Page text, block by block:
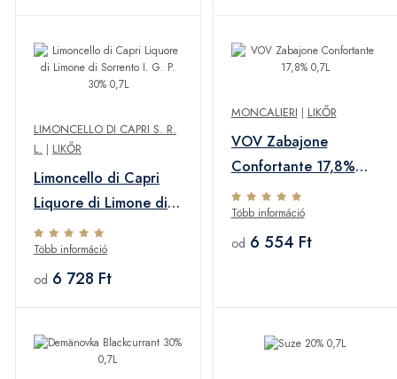
LIMONCELLO DI CAPRI S. R.
L. | LIKŐR
Limoncello di Capri
Liquore di Limone di
Sorrento I. G. P. 30%
0,7L
Több információ
od 6 728 Ft
MONCALIERI | LIKŐR
VOV Zabajone
Confortante 17,8%
0,7L
Több információ
od 6 554 Ft